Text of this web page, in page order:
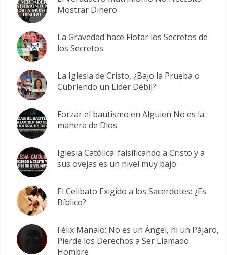
Mostrar Dinero
La Gravedad hace Flotar los Secretos de
los Secretos
La Iglesia de Cristo, ¿Bajo la Prueba o
Cubriendo un Líder Débil?
Forzar el bautismo en Alguien No es la
manera de Dios
Iglesia Católica: falsificando a Cristo y a
sus ovejas es un nivel muy bajo
El Celibato Exigido a los Sacerdotes: ¿Es
Bíblico?
Félix Manalo: No es un Ángel, ni un Pájaro,
Pierde los Derechos a Ser Llamado
Hombre